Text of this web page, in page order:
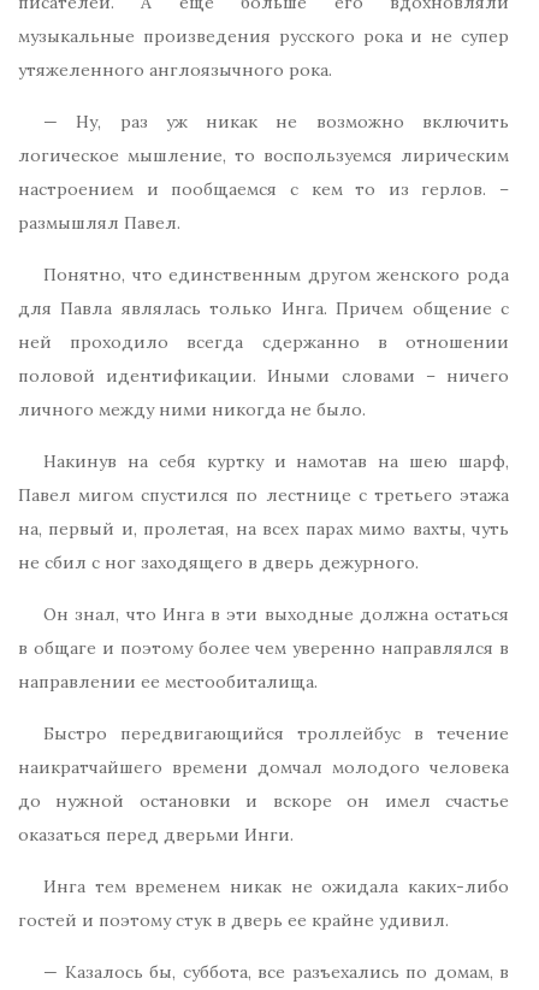
музыкальные произведения русского рока и не супер
утяжеленного англоязычного рока.
— Ну, раз уж никак не возможно включить
логическое мышление, то воспользуемся лирическим
настроением и пообщаемся с кем то из герлов. –
размышлял Павел.
Понятно, что единственным другом женского рода
для Павла являлась только Инга. Причем общение с
ней проходило всегда сдержанно в отношении
половой идентификации. Иными словами – ничего
личного между ними никогда не было.
Накинув на себя куртку и намотав на шею шарф,
Павел мигом спустился по лестнице с третьего этажа
на, первый и, пролетая, на всех парах мимо вахты, чуть
не сбил с ног заходящего в дверь дежурного.
Он знал, что Инга в эти выходные должна остаться
в общаге и поэтому более чем уверенно направлялся в
направлении ее местообиталища.
Быстро передвигающийся троллейбус в течение
наикратчайшего времени домчал молодого человека
до нужной остановки и вскоре он имел счастье
оказаться перед дверьми Инги.
Инга тем временем никак не ожидала каких-либо
гостей и поэтому стук в дверь ее крайне удивил.
— Казалось бы, суббота, все разъехались по домам, в